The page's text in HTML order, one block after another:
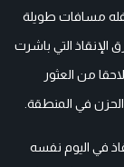
مسافات طويلة
الإنقاذ التي باشرت
من العثور
في المنطقة.
في اليوم نفسه